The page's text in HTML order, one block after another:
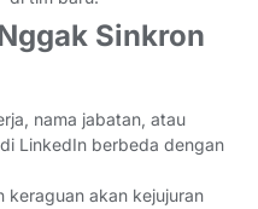
Sinkron
nama jabatan, atau
LinkedIn berbeda dengan
keraguan akan kejujuran